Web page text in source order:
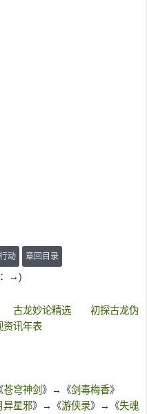
动 章回目录
→)
古龙妙论精选
初探古龙伪
资讯年表
苍穹神剑 》→《剑毒梅香》
异星邪》→《游侠录》→《失魂